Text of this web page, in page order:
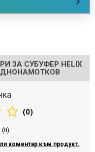
ЗА СУБУФЕР HELIX
ЕДНОНАМОТКОВ
(0)
(0)
коментар към продукт.